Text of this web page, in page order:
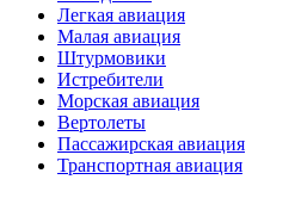
Легкая авиация
Малая авиация
Штурмовики
Истребители
Морская авиация
Вертолеты
Пассажирская авиация
Транспортная авиация